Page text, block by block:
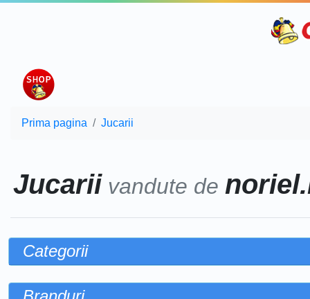
Prima pagina Jucarii
Jucariivandute de
Categorii